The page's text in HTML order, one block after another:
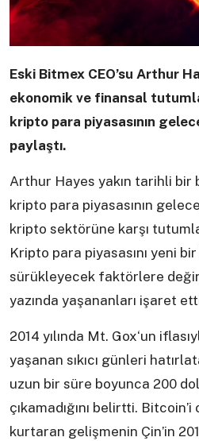
Eski Bitmex CEO’su Arthur
ekonomik ve finansal
kripto para piyasasının
paylaştı.
Arthur Hayes yakın tarihli bir
kripto para piyasasının
kripto sektörüne karşı
Kripto para piyasasını yeni
sürükleyecek faktörlere
yazında yaşananları işaret
2014 yılında Mt. Gox‘un
yaşanan sıkıcı günleri
uzun bir süre boyunca 200
çıkamadığını belirtti.
kurtaran gelişmenin Çin’in